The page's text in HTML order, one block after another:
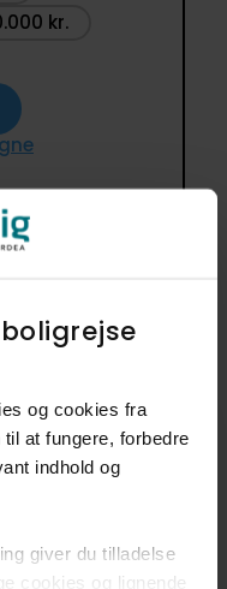
og cookies fra
at fungere, forbedre
indhold og
giver du tilladelse
cookies og lignende
kr.
800.000 kr.